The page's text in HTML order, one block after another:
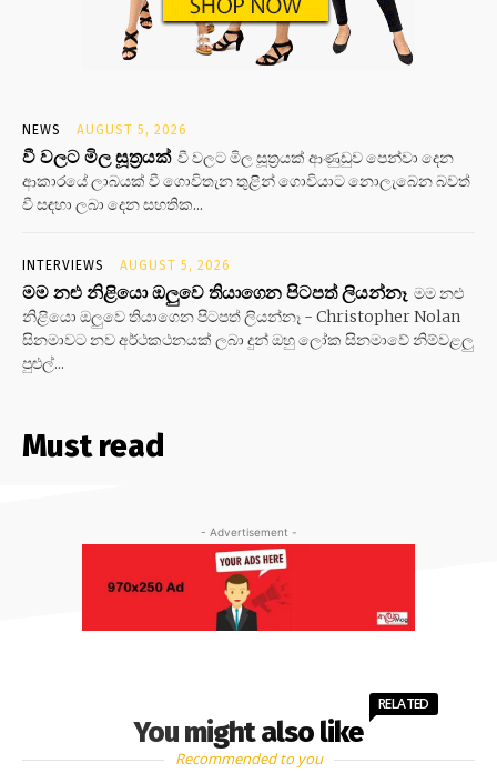
NEWS AUGUST 5, 2026
වී වලට මිල සූත්‍රයක් වී වලට මිල සූත්‍රයක් ආණුඩුව පෙන්වා දෙන
ආකාරයේ ලාබයක් වී ගොවිතැන තුළින් ගොවියාට නොලැබෙන බවත්
වී සඳහා ලබා දෙන සහතික...
INTERVIEWS AUGUST 5, 2026
මම නළු නිළියො ඔලුවෙ තියාගෙන පිටපත් ලියන්නෑ මම නළු
නිළියො ඔලුවෙ තියාගෙන පිටපත් ලියන්නෑ - Christopher Nolan
සිනමාවට නව අර්ථකථනයක් ලබා දුන් ඔහු ලෝක සිනමාවේ නිම්වළලු
පුළුල්...
Must read
- Advertisement -
You might also like
RELATED
Recommended to you